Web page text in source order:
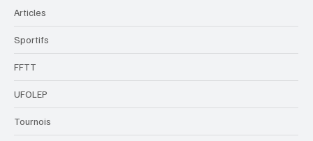
Articles
Sportifs
FFTT
UFOLEP
Tournois